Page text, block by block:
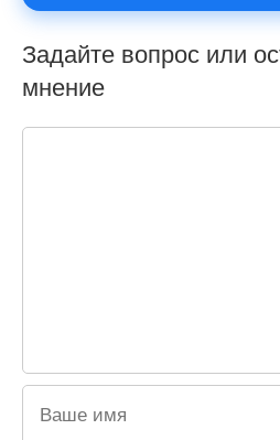
Задайте вопрос или
мнение